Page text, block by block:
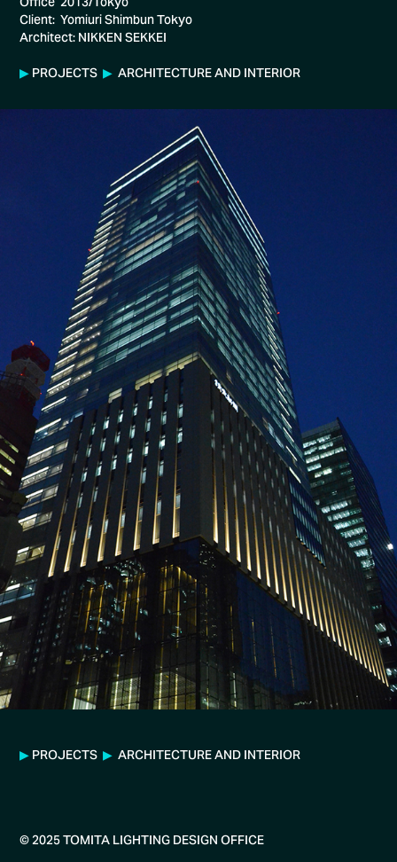
Client: Yomiuri Shimbun Tokyo
Architect: NIKKEN SEKKEI
▶ PROJECTS ▶ ARCHITECTURE AND INTERIOR
▶ PROJECTS ▶ ARCHITECTURE AND INTERIOR
© 2025 TOMITA LIGHTING DESIGN OFFICE